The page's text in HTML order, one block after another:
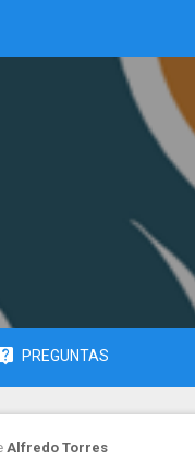
PREGUNTAS
Alfredo Torres